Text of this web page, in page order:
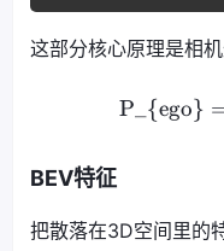
这部分核心原理是相机
P_{ego}
BEV特征
把散落在3D空间里的